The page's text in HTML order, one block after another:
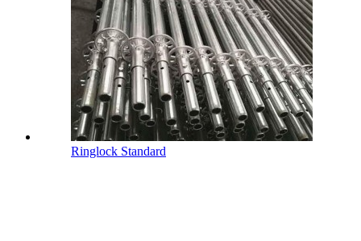
Ringlock Standard